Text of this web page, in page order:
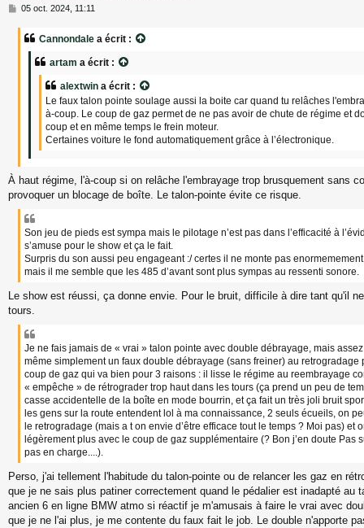
M
05 oct. 2024, 11:11
Cannondale a écrit :
artam a écrit :
alextwin a écrit :
Le faux talon pointe soulage aussi la boite car quand tu relâches
à-coup. Le coup de gaz permet de ne pas avoir de chute de régime et
coup et en même temps le frein moteur.
Certaines voiture le fond automatiquement grâce à l’électronique.
À haut régime, l'à-coup si on relâche l'embrayage trop brusquement sans
provoquer un blocage de boîte. Le talon-pointe évite ce risque.
Son jeu de pieds est sympa mais le pilotage n’est pas dans l’efficacité à
s’amuse pour le show et ça le fait.
Surpris du son aussi peu engageant :/ certes il ne monte pas
mais il me semble que les 485 d’avant sont plus sympas au ressenti sonore.
Le show est réussi, ça donne envie. Pour le bruit, difficile à dire tant qu'il
tours.
Je ne fais jamais de « vrai » talon pointe avec double débrayage, mais
même simplement un faux double débrayage (sans freiner) au retrogradage
coup de gaz qui va bien pour 3 raisons : il lisse le régime au reembrayage
« empêche » de rétrograder trop haut dans les tours (ça prend un peu de
casse accidentelle de la boîte en mode bourrin, et ça fait un très joli bruit
les gens sur la route entendent lol à ma connaissance, 2 seuls écueils, on
le retrogradage (mais a t on envie d’être efficace tout le temps ? Moi pas) et
légèrement plus avec le coup de gaz supplémentaire (? Bon j’en doute Pas
pas en charge....).
Perso, j'ai tellement l'habitude du talon-pointe ou de relancer les gaz en
que je ne sais plus patiner correctement quand le pédalier est inadapté au
ancien 6 en ligne BMW atmo si réactif je m'amusais à faire le vrai avec
que je ne l'ai plus, je me contente du faux fait le job. Le double n'apporte